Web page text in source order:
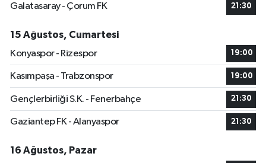
Galatasaray - Çorum FK
21:30
15 Ağustos, Cumartesi
Konyaspor - Rizespor
19:00
Kasımpaşa - Trabzonspor 19:00
Gençlerbirliği S.K. - Fenerbahçe 21:30
Gaziantep FK - Alanyaspor 21:30
16 Ağustos, Pazar